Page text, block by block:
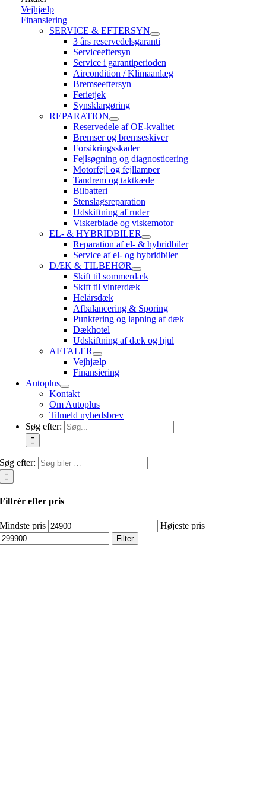
Vejhjælp
Finansiering
SERVICE & EFTERSYN
3 års reservedelsgaranti
Serviceeftersyn
Service i garantiperioden
Aircondition / Klimaanlæg
Bremseeftersyn
Ferietjek
Synsklargøring
REPARATION
Reservedele af OE-kvalitet
Bremser og bremseskiver
Forsikringsskader
Fejlsøgning og diagnosticering
Motorfejl og fejllamper
Tandrem og taktkæde
Bilbatteri
Stenslagsreparation
Udskiftning af ruder
Viskerblade og viskemotor
EL- & HYBRIDBILER
Reparation af el- & hybridbiler
Service af el- og hybridbiler
DÆK & TILBEHØR
Skift til sommerdæk
Skift til vinterdæk
Helårsdæk
Afbalancering & Sporing
Punktering og lapning af dæk
Dækhotel
Udskiftning af dæk og hjul
AFTALER
Vejhjælp
Finansiering
Autoplus
Kontakt
Om Autoplus
Tilmeld nyhedsbrev
Søg efter:
Søg efter:
Filtrér efter pris
Mindste pris Højeste pris
Filter